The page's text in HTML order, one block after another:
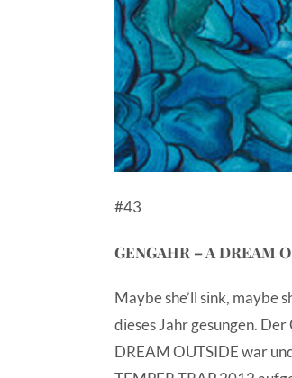
#43
GENGAHR – A DREAM
Maybe she’ll sink, maybe
dieses Jahr gesungen.
DREAM OUTSIDE war